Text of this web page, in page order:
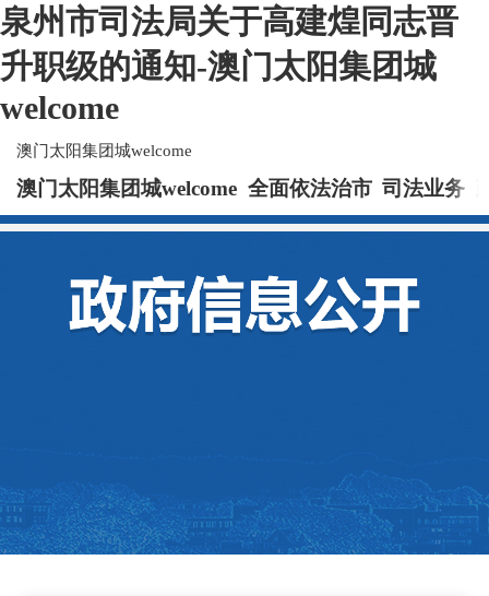
泉州市司法局关于高建煌同志晋
升职级的通知-澳门太阳集团城
welcome
澳门太阳集团城welcome
澳门太阳集团城welcome 全面依法治市 司法业务